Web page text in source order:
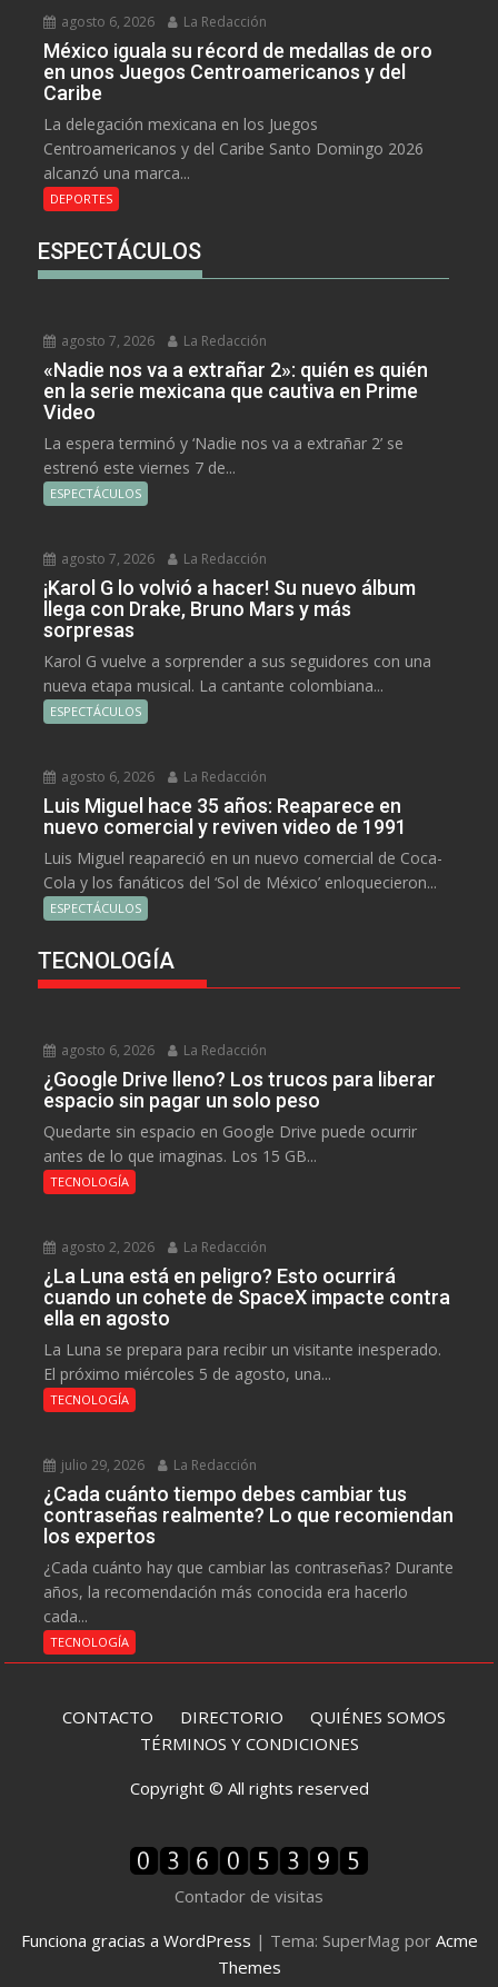
agosto 6, 2026 La Redacción
México iguala su récord de medallas de oro
en unos Juegos Centroamericanos y del
Caribe
La delegación mexicana en los Juegos
Centroamericanos y del Caribe Santo Domingo 2026
alcanzó una marca...
DEPORTES
ESPECTÁCULOS
agosto 7, 2026 La Redacción
«Nadie nos va a extrañar 2»: quién es quién
en la serie mexicana que cautiva en Prime
Video
La espera terminó y ‘Nadie nos va a extrañar 2’ se
estrenó este viernes 7 de...
ESPECTÁCULOS
agosto 7, 2026 La Redacción
¡Karol G lo volvió a hacer! Su nuevo álbum
llega con Drake, Bruno Mars y más
sorpresas
Karol G vuelve a sorprender a sus seguidores con una
nueva etapa musical. La cantante colombiana...
ESPECTÁCULOS
agosto 6, 2026 La Redacción
Luis Miguel hace 35 años: Reaparece en
nuevo comercial y reviven video de 1991
Luis Miguel reapareció en un nuevo comercial de Coca-
Cola y los fanáticos del ‘Sol de México’ enloquecieron...
ESPECTÁCULOS
TECNOLOGÍA
agosto 6, 2026 La Redacción
¿Google Drive lleno? Los trucos para liberar
espacio sin pagar un solo peso
Quedarte sin espacio en Google Drive puede ocurrir
antes de lo que imaginas. Los 15 GB...
TECNOLOGÍA
agosto 2, 2026 La Redacción
¿La Luna está en peligro? Esto ocurrirá
cuando un cohete de SpaceX impacte contra
ella en agosto
La Luna se prepara para recibir un visitante inesperado.
El próximo miércoles 5 de agosto, una...
TECNOLOGÍA
julio 29, 2026 La Redacción
¿Cada cuánto tiempo debes cambiar tus
contraseñas realmente? Lo que recomiendan
los expertos
¿Cada cuánto hay que cambiar las contraseñas? Durante
años, la recomendación más conocida era hacerlo
cada...
TECNOLOGÍA
CONTACTO DIRECTORIO QUIÉNES SOMOS
TÉRMINOS Y CONDICIONES
Copyright © All rights reserved
Contador de visitas
Funciona gracias a WordPress | Tema: SuperMag por Acme
Themes